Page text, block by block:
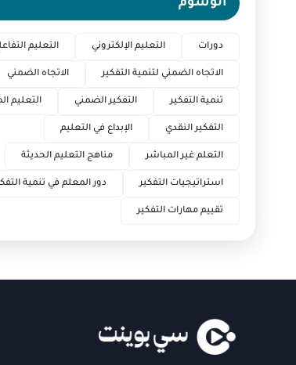
الوسوم
دورات التعليم الإلكتروني التعليم
الاتجاه الضمني لتنمية التفكير الاتجاه الضمني
تنمية التفكير التفكير الضمني التعليم
التفكير النقدي الإبداع في التعليم
التعلم غير المباشر مناهج التعليم الحديثة
استراتيجيات التفكير دور المعلم في تنمية
تقييم مهارات التفكير